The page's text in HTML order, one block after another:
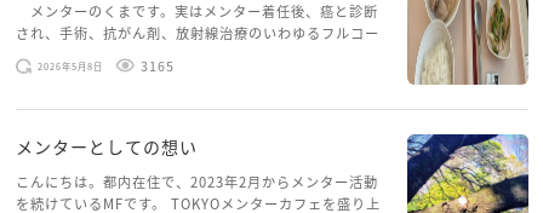
メンターのくまです。実はメンター着任後、癌と診断
され、手術、抗がん剤、放射線治療のいわゆるフルコー
スを体験していて、しばらくメンターカフェに来られて
いませんでした。体力だけでなく、気力も落ちパソコン
2026年5月8日 3165
メンターとしての想い
こんにちは。都内在住で、2023年2月からメンター活動
を続けているMFです。 TOKYOメンターカフェを盛り上